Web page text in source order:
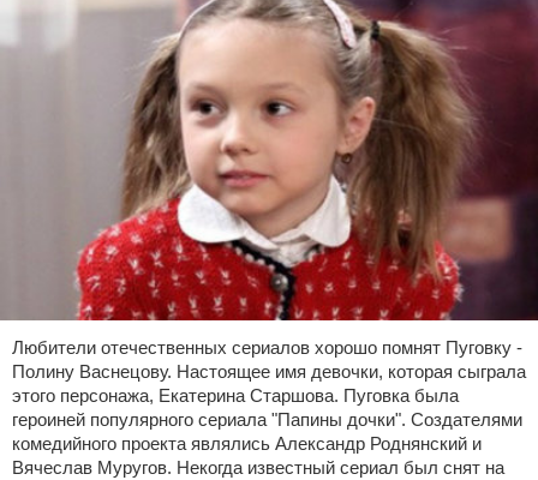
Любители отечественных сериалов хорошо помнят Пуговку -
Полину Васнецову. Настоящее имя девочки, которая сыграла
этого персонажа, Екатерина Старшова. Пуговка была
героиней популярного сериала "Папины дочки". Создателями
комедийного проекта являлись Александр Роднянский и
Вячеслав Муругов. Некогда известный сериал был снят на